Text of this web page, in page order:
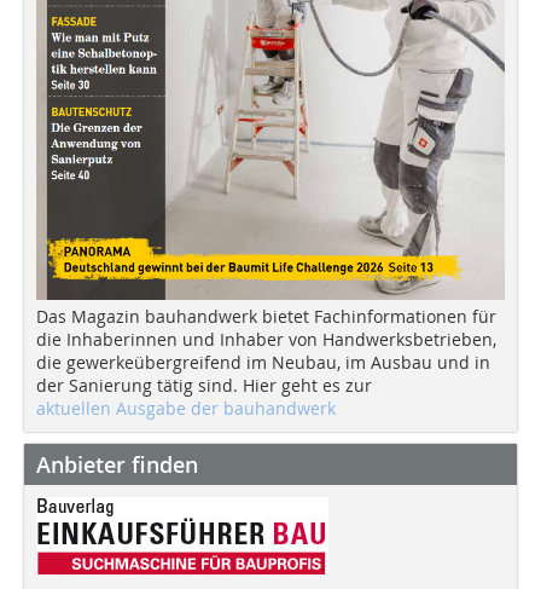
Das Magazin bauhandwerk bietet Fachinformationen für
die Inhaberinnen und Inhaber von Handwerksbetrieben,
die gewerkeübergreifend im Neubau, im Ausbau und in
der Sanierung tätig sind. Hier geht es zur
aktuellen Ausgabe der bauhandwerk
Anbieter finden